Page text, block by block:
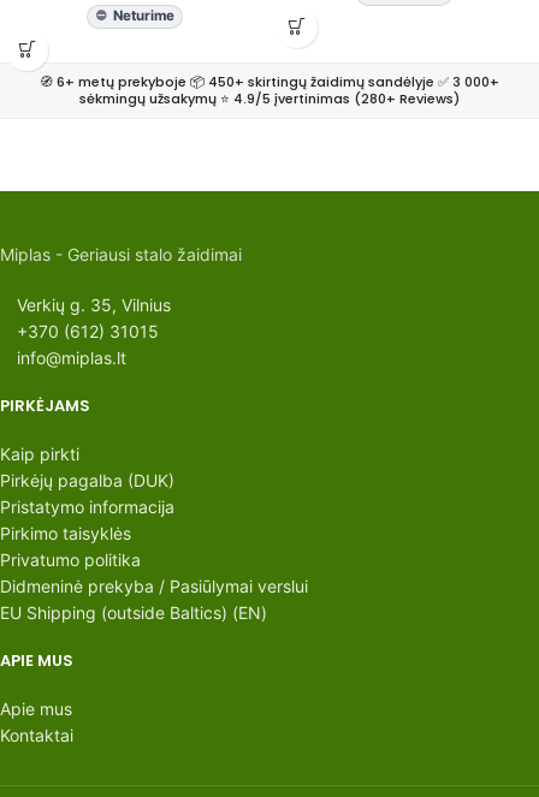
Neturime
🧭 6+ metų prekyboje 📦 450+ skirtingų žaidimų sandėlyje ✅ 3 000+
sėkmingų užsakymų ⭐ 4.9/5 įvertinimas (280+ Reviews)
Miplas - Geriausi stalo žaidimai
Verkių g. 35, Vilnius
+370 (612) 31015
info@miplas.lt
PIRKĖJAMS
Kaip pirkti
Pirkėjų pagalba (DUK)
Pristatymo informacija
Pirkimo taisyklės
Privatumo politika
Didmeninė prekyba / Pasiūlymai verslui
EU Shipping (outside Baltics) (EN)
APIE MUS
Apie mus
Kontaktai